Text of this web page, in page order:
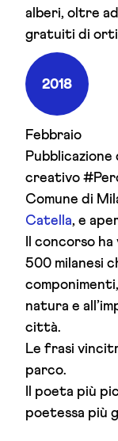
alberi, oltre
gratuiti di
2018
Febbraio
creativo
Comune di
Catella, e
Il concorso
500 milanesi
natura e
città.
Le frasi
parco.
Il poeta più
poetessa più